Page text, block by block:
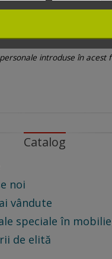
Pentru aceasta este
introduse în
Catalog
noi
vândute
speciale în
de elită